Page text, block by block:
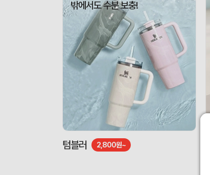
밖에서도 수분 보충!
텀블러 2,800원~